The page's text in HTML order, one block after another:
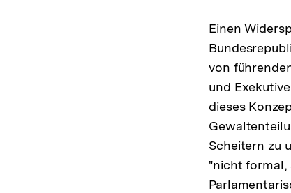
Einen
von
und
dieses
Scheitern zu
"nicht formal,